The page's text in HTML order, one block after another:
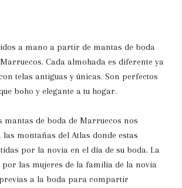
a mano a partir de mantas de boda
Cada almohada es diferente ya
telas antiguas y únicas. Son perfectos
boho y elegante a tu hogar.
mantas de boda de Marruecos nos
montañas del Atlas donde estas
por la novia en el día de su boda. La
por las mujeres de la familia de la novia
a la boda para compartir